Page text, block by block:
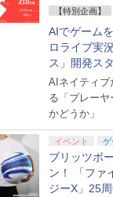
【特別企画】
AIでゲーム
ロライブ実
ス」開発ス
る“AI活用の
演レポート
AIネイティブ
る「プレー
かどうか」
イベント ゲ
ブリッツボ
ン！ 「ファ
ジーX」25